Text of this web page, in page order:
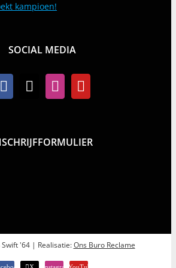
kampioen!
SOCIAL MEDIA
'64 | Realisatie:Ons Buro Reclame